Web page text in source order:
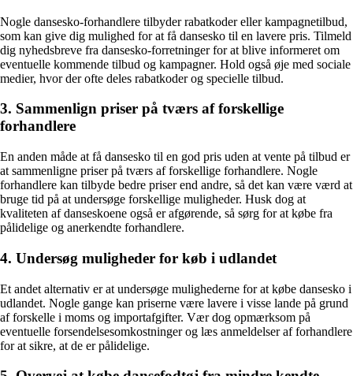
Nogle dansesko-forhandlere tilbyder rabatkoder eller kampagnetilbud,
som kan give dig mulighed for at få dansesko til en lavere pris. Tilmeld
dig nyhedsbreve fra dansesko-forretninger for at blive informeret om
eventuelle kommende tilbud og kampagner. Hold også øje med sociale
medier, hvor der ofte deles rabatkoder og specielle tilbud.
3. Sammenlign priser på tværs af forskellige
forhandlere
En anden måde at få dansesko til en god pris uden at vente på tilbud er
at sammenligne priser på tværs af forskellige forhandlere. Nogle
forhandlere kan tilbyde bedre priser end andre, så det kan være værd at
bruge tid på at undersøge forskellige muligheder. Husk dog at
kvaliteten af danseskoene også er afgørende, så sørg for at købe fra
pålidelige og anerkendte forhandlere.
4. Undersøg muligheder for køb i udlandet
Et andet alternativ er at undersøge mulighederne for at købe dansesko i
udlandet. Nogle gange kan priserne være lavere i visse lande på grund
af forskelle i moms og importafgifter. Vær dog opmærksom på
eventuelle forsendelsesomkostninger og læs anmeldelser af forhandlere
for at sikre, at de er pålidelige.